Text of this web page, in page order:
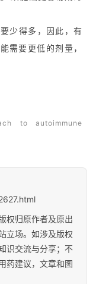
少得多，因此，有
需要更低的剂量，
to autoimmune
权归原作者及原出
立场。如涉及版权
识交流与分享；不
药建议，文章和图